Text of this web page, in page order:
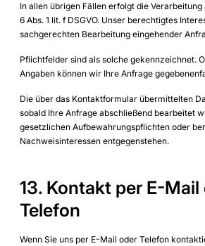
In allen übrigen Fällen erfolgt die
6 Abs. 1 lit. f DSGVO. Unser berechtigtes
sachgerechten Bearbeitung eingehender
Pflichtfelder sind als solche gekennzeichnet.
Angaben können wir Ihre Anfrage
Die über das Kontaktformular übermittelten
sobald Ihre Anfrage abschließend bearbeitet
gesetzlichen Aufbewahrungspflichten oder
Nachweisinteressen entgegenstehen.
13. Kontakt per E-Mail
Telefon
Wenn Sie uns per E-Mail oder Telefon